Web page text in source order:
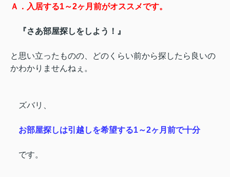
Ａ．入居する1～2ヶ月前がオススメです。
『さあ部屋探しをしよう！』
と思い立ったものの、どのくらい前から探したら良いの
かわかりませんねぇ。
ズバリ、
お部屋探しは引越しを希望する1～2ヶ月前で十分
です。